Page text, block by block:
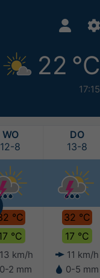
22 °C
17:15
WO
12-8
°C
°C
13 km/h
0-2 mm
DO
13-8
32 °C
17 °C
11 km/h
0-5 mm